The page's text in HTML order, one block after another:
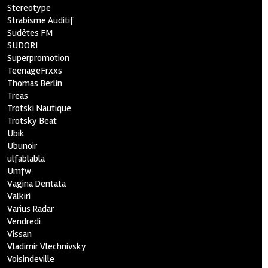
Stereotype
Strabisme Auditif
Sudètes FM
SUDORI
Superpromotion
TeenageFrxxs
Thomas Berlin
Treas
Trotski Nautique
Trotsky Beat
Ubik
Ubunoir
ulfablabla
Umfw
Vagina Dentata
Valkiri
Varius Radar
Vendredi
Vissan
Vladimir Vlechnivsky
Voisindeville